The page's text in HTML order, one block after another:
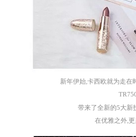
新年伊始,卡西欧就为走在
TR
带来了全新的5大新
在优雅之外,